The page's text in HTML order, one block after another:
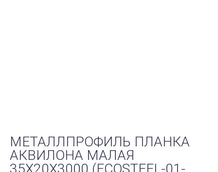
МЕТАЛЛПРОФИЛЬ ПЛАНКА
АКВИЛОНА МАЛАЯ
35Х20Х3000 (ECOSTEEL-01-